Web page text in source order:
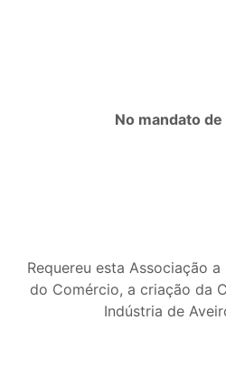
No mandato
Requereu esta Associação a
do Comércio, a criação da
Indústria de